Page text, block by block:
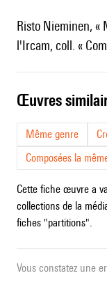
Risto Nieminen, «
l'Ircam, coll. «
œuvres
Même genre
Composées la
Cette fiche œuvre a
collections de la
fiches "partitions".
Vous constatez une